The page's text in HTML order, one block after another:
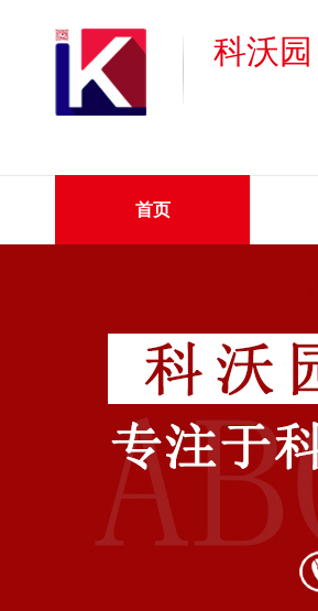
科沃园
首页